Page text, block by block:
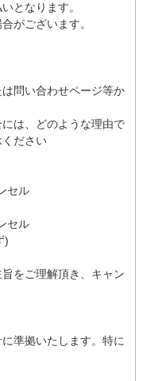
となります。
がございます。
問い合わせページ等か
は、どのような理由で
ださい
セル
セル
)
をご理解頂き、キャン
準拠いたします。特に